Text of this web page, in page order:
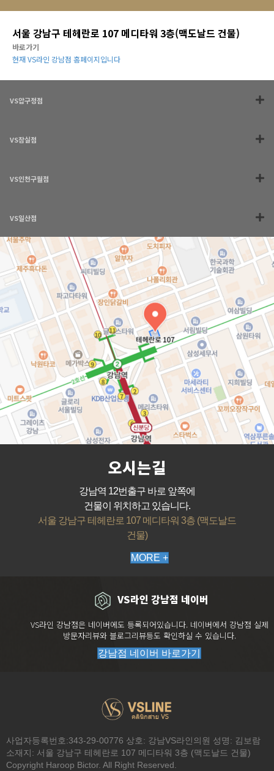
전화문의 카톡상담 네이버톡톡 시술 이벤트
서울 강남구 테헤란로 107 메디타워 3층(맥도날드 건물)
바로가기
현재 VS라인 강남점 홈페이지입니다
VS압구정점
VS잠실점
VS인천구월점
VS일산점
오시는길
강남역 12번출구 바로 앞쪽에
건물이 위치하고 있습니다.
서울 강남구 테헤란로 107 메디타워 3층 (맥도날드
건물)
MORE +
VS라인 강남점 네이버
VS라인 강남점은 네이버에도 등록되어있습니다. 네이버에서 강남점 실제
방문자리뷰와 블로그리뷰등도 확인하실 수 있습니다.
강남점 네이버 바로가기
사업자등록번호:343-29-00776 상호: 강남VS라인의원 성명: 김보람
소재지: 서울 강남구 테헤란로 107 메디타워 3층 (맥도날드 건물)
Copyright Haroop Bictor. All Right Reserved.